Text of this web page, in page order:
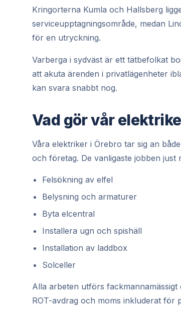
Kringorterna Kumla och Hallsberg
serviceupptagningsområde, medan
för en utryckning.
Varberga i sydväst är ett tätbefolkat
att akuta ärenden i privatlägenheter
kan svara snabbt nog.
Vad gör vår
Våra elektriker i Örebro tar sig an
och företag. De vanligaste jobben just
Felsökning av elfel
Belysning och armaturer
Byta elcentral
Installera ugn och spishäll
Installation av laddbox
Solceller
Alla arbeten utförs
ROT-avdrag och moms inkluderat för